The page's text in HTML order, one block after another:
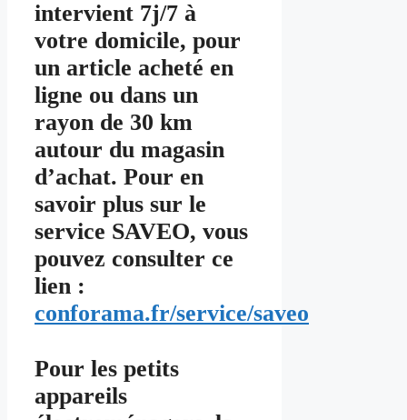
intervient 7j/7 à
votre domicile, pour
un article acheté en
ligne ou dans un
rayon de 30 km
autour du magasin
d’achat. Pour en
savoir plus sur le
service SAVEO, vous
pouvez consulter ce
lien :
conforama.fr/service/saveo
Pour les petits
appareils